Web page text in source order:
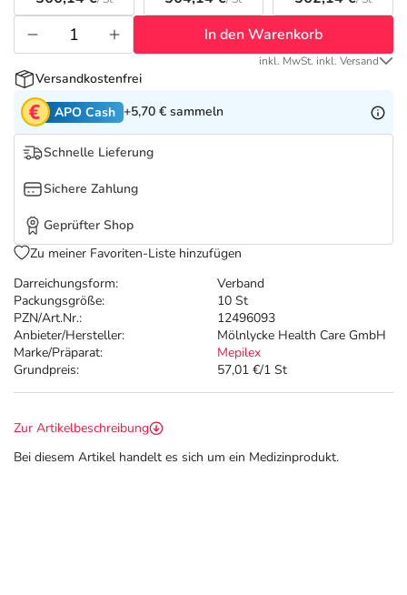
Tierapotheke
Vitamine & Mineralstoffe
Marken
Salus Deals
Darreichungsform:
Verband
Packungsgröße:
10 St
PZN/Art.Nr.:
12496093
Anbieter/Hersteller:
Mölnlycke Health Care GmbH
Marke/Präparat:
Mepilex
Grundpreis:
57,01 €/1 St
In den Warenkorb
inkl. MwSt. inkl. Versand
Versandkostenfrei
APO Cash +5,70 € sammeln
Schnelle Lieferung
Sichere Zahlung
Geprüfter Shop
Zu meiner Favoriten-Liste hinzufügen
Zur Artikelbeschreibung
Bei diesem Artikel handelt es sich um ein Medizinprodukt.